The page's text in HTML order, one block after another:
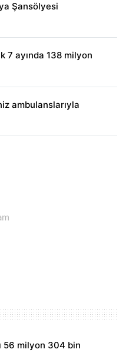
Şansölyesi
7 ayında 138 milyon
ambulanslarıyla
56 milyon 304 bin